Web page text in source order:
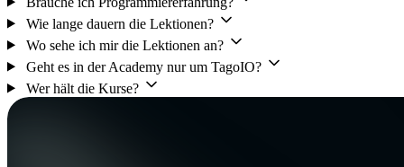
Wie lange dauern die Lektionen?
Wo sehe ich mir die Lektionen an?
Geht es in der Academy nur um TagoIO?
Wer hält die Kurse?